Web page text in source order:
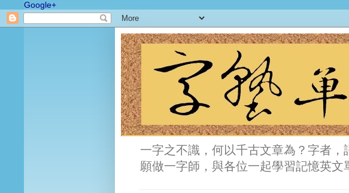
Google+
一字之不識，何以千古文章為？字者
願做一字師，與各位一起學習記憶英文